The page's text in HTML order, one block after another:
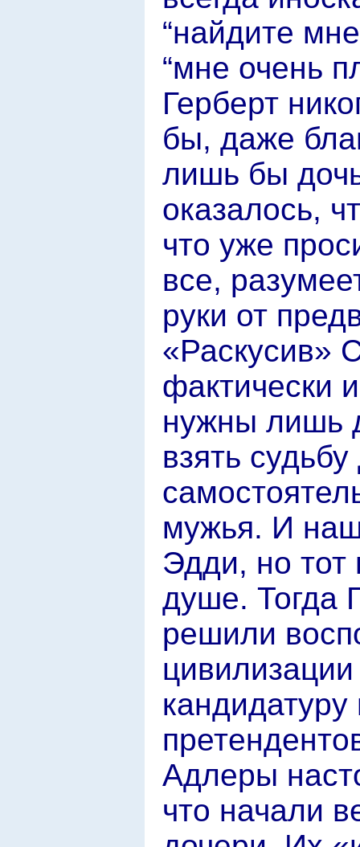
“найдите
“мне очень
Герберт
бы, даже
лишь бы
оказалось,
что уже
все,
руки от
«Раскусив»
фактически
нужны лишь
взять
мужья. И
Эдди, но
душе. Тогда
решили
кандидатуру
Адлеры
что начали